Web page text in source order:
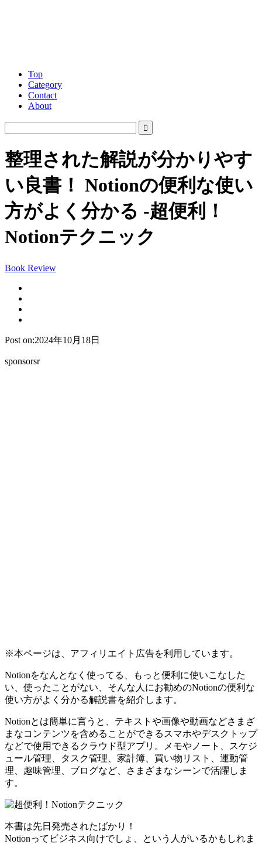
Top
Category
Contact
About
整理された解説が分かりやす
い良書！ Notionの便利な使い
方がよく分かる -超便利！
Notionテクニック
Book Review
Post on:2024年10月18日
sponsorsr
※本ページは、アフィリエイト広告を利用しています。
Notionをなんとなく使ってる、もっと便利に使いこなした
い、使ったことがない、そんな人にお勧めのNotionの便利な
使い方がよく分かる解説書を紹介します。
Notionとは簡単に言うと、テキストや画像や動画などさまざ
まなコンテンツを含めることができるスマホやデスクトップ
などで使用できるクラウド型アプリ。メモやノート、スケジ
ュール管理、タスク管理、家計簿、買い物リスト、運動管
理、趣味管理、ブログなど、さまざまなシーンで活躍しま
す。
本書は先日発売されたばかり！
Notionってビジネス向けでしょ、という人がいるかもしれま